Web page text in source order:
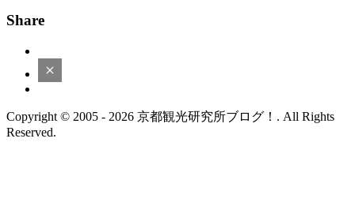
Share
Copyright © 2005 - 2026 京都観光研究所ブログ！. All Rights
Reserved.